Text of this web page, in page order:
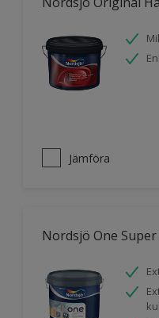
Jämföra
Nordsjö One